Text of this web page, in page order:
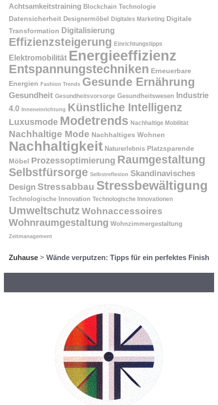
Achtsamkeitstraining Blockchain Technologie
Datensicherheit Designermöbel Digitales Marketing Digitale
Transformation Digitalisierung
Effizienzsteigerung Einrichtungstipps
Elektromobilität Energieeffizienz
Entspannungstechniken Erneuerbare
Energien Fashion Trends Gesunde Ernährung
Gesundheit Gesundheitsvorsorge Gesundheitswesen Industrie
4.0 Inneneinrichtung Künstliche Intelligenz
Luxusmode Modetrends Nachhaltige Mobilität
Nachhaltige Mode Nachhaltiges Wohnen
Nachhaltigkeit Naturerlebnis Platzsparende
Möbel
Prozessoptimierung Raumgestaltung
Selbstfürsorge Selbstreflexion Skandinavisches
Design Stressabbau Stressbewältigung
Technologische Innovation Technologische Innovationen
Umweltschutz Wohnaccessoires
Wohnraumgestaltung Wohnzimmergestaltung
Zeitmanagement
Zuhause > Wände verputzen: Tipps für ein perfektes Finish